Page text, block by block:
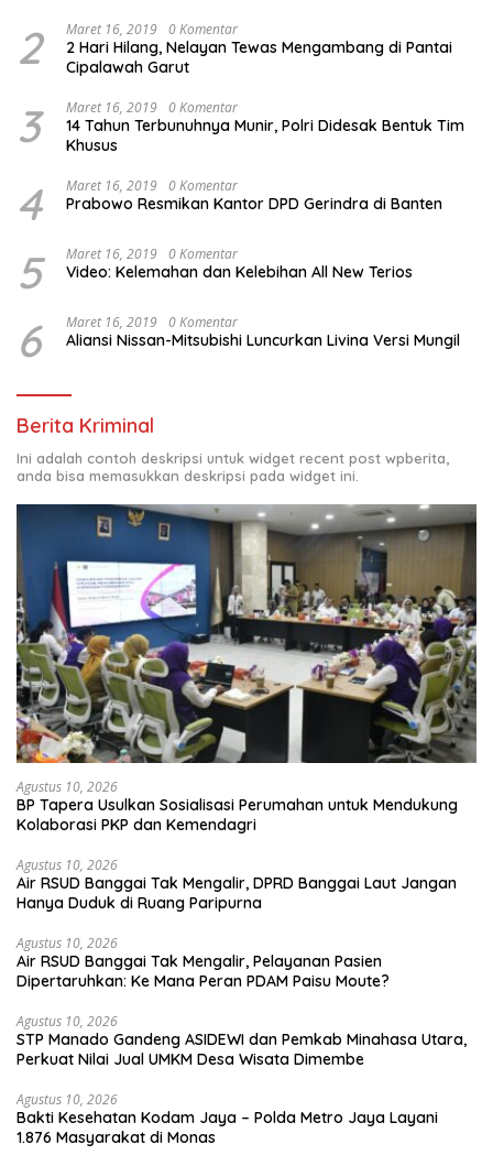
2 Maret 16, 2019 0 Komentar
2 Hari Hilang, Nelayan Tewas Mengambang di Pantai
Cipalawah Garut
3 Maret 16, 2019 0 Komentar
14 Tahun Terbunuhnya Munir, Polri Didesak Bentuk Tim
Khusus
4 Maret 16, 2019 0 Komentar
Prabowo Resmikan Kantor DPD Gerindra di Banten
5 Maret 16, 2019 0 Komentar
Video: Kelemahan dan Kelebihan All New Terios
6 Maret 16, 2019 0 Komentar
Aliansi Nissan-Mitsubishi Luncurkan Livina Versi Mungil
Berita Kriminal
Ini adalah contoh deskripsi untuk widget recent post wpberita,
anda bisa memasukkan deskripsi pada widget ini.
Agustus 10, 2026
BP Tapera Usulkan Sosialisasi Perumahan untuk Mendukung
Kolaborasi PKP dan Kemendagri
Agustus 10, 2026
Air RSUD Banggai Tak Mengalir, DPRD Banggai Laut Jangan
Hanya Duduk di Ruang Paripurna
Agustus 10, 2026
Air RSUD Banggai Tak Mengalir, Pelayanan Pasien
Dipertaruhkan: Ke Mana Peran PDAM Paisu Moute?
Agustus 10, 2026
‎STP Manado Gandeng ASIDEWI dan Pemkab Minahasa Utara,
Perkuat Nilai Jual UMKM Desa Wisata Dimembe
Agustus 10, 2026
Bakti Kesehatan Kodam Jaya – Polda Metro Jaya Layani
1.876 Masyarakat di Monas